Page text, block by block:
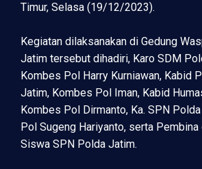
Timur, Selasa (19/12/2023).
Kegiatan dilaksanakan di Gedung
Jatim tersebut dihadiri, Karo SDM
Kombes Pol Harry Kurniawan, Kabid
Jatim, Kombes Pol Iman, Kabid
Kombes Pol Dirmanto, Ka. SPN
Pol Sugeng Hariyanto, serta Pembina
Siswa SPN Polda Jatim.